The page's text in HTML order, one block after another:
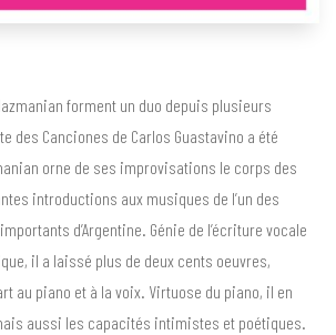
forment un duo depuis plusieurs
des Canciones de Carlos Guastavino a été
orne de ses improvisations le corps des
introductions aux musiques de l’un des
d’Argentine. Génie de l’écriture vocale
il a laissé plus de deux cents oeuvres,
au piano et à la voix. Virtuose du piano, il en
aussi les capacités intimistes et poétiques.